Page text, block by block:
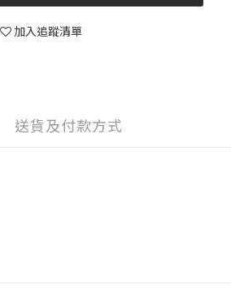
加入追蹤清單
送貨及付款方式